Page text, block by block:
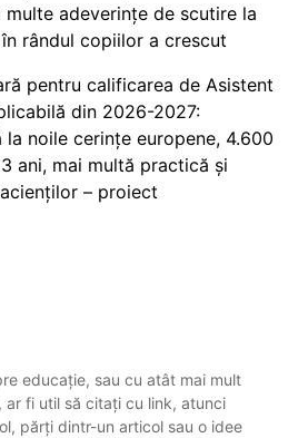
adeverințe de scutire la
rândul copiilor a crescut
pentru calificarea de Asistent
din 2026-2027:
noile cerințe europene, 4.600
ani, mai multă practică și
– proiect
educație, sau cu atât mai mult
fi util să citați cu link, atunci
părți dintr-un articol sau o idee